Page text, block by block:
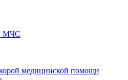
МЧС
медицинской помощи